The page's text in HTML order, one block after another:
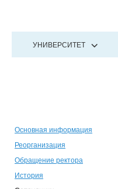
УНИВЕРСИТЕТ
Основная информация
Реорганизация
Обращение ректора
История